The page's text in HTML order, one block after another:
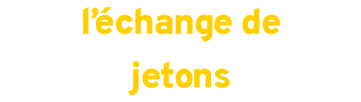
l’échange de
jetons